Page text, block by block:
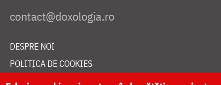
DESPRE NOI
POLITICA DE COOKIES
DONEAZĂ ONLINE PENTRU CATEDRALA NAȚIONALĂ